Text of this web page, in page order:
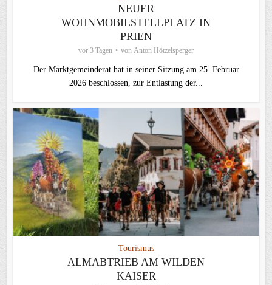
NEUER
WOHNMOBILSTELLPLATZ IN
PRIEN
vor 3 Tagen von Anton Hötzelsperger
Der Marktgemeinderat hat in seiner Sitzung am 25. Februar
2026 beschlossen, zur Entlastung der...
Tourismus
ALMABTRIEB AM WILDEN
KAISER